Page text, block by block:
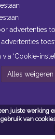
juiste werking
van
uur
uur
advertenties
‘Cookie-
Alles weigeren